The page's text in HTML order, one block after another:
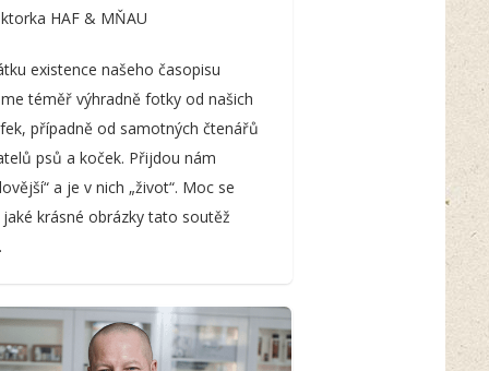
HAF & MŇAU
existence našeho časopisu
téměř výhradně fotky od našich
případně od samotných čtenářů
psů a koček. Přijdou nám
a je v nich „život“. Moc se
krásné obrázky tato soutěž